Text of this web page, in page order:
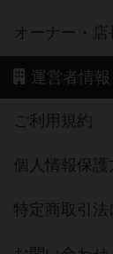
オーナー・店
運営者情報
ご利用規約
個人情報保護
特定商取引